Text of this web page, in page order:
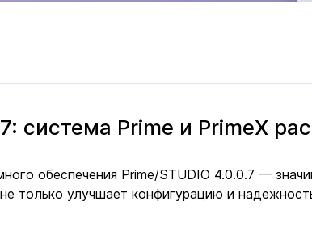
система Prime и PrimeX
обеспечения Prime/STUDIO 4.0.0.7 —
только улучшает конфигурацию и